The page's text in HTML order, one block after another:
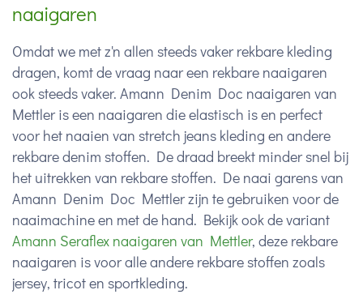
naaigaren
Omdat we met z'n allen steeds vaker rekbare kleding
dragen, komt de vraag naar een rekbare naaigaren
ook steeds vaker. Amann Denim Doc naaigaren van
Mettler is een naaigaren die elastisch is en perfect
voor het naaien van stretch jeans kleding en andere
rekbare denim stoffen. De draad breekt minder snel bij
het uitrekken van rekbare stoffen. De naai garens van
Amann Denim Doc Mettler zijn te gebruiken voor de
naaimachine en met de hand. Bekijk ook de variant
Amann Seraflex naaigaren van Mettler, deze rekbare
naaigaren is voor alle andere rekbare stoffen zoals
jersey, tricot en sportkleding.